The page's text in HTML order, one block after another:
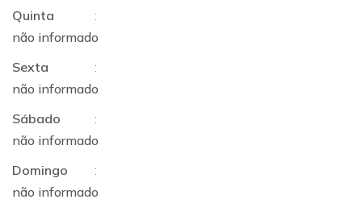
Quinta
:
não informado
Sexta
:
não informado
Sábado
:
não informado
Domingo
:
não informado